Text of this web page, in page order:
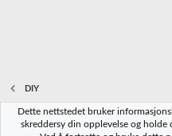
DIY
Norbrygg-default
Dette nettstedet bruker
skreddersy din opplevelse og holde